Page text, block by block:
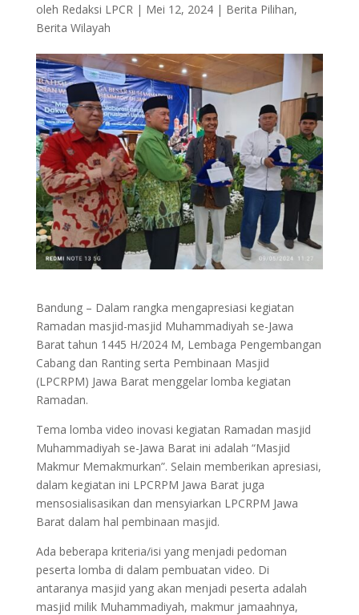
oleh Redaksi LPCR| Mei 12, 2024| Berita Pilihan,
Berita Wilayah
Bandung – Dalam rangka mengapresiasi kegiatan
Ramadan masjid-masjid Muhammadiyah se-Jawa
Barat tahun 1445 H/2024 M, Lembaga Pengembangan
Cabang dan Ranting serta Pembinaan Masjid
(LPCRPM) Jawa Barat menggelar lomba kegiatan
Ramadan.
Tema lomba video inovasi kegiatan Ramadan masjid
Muhammadiyah se-Jawa Barat ini adalah “Masjid
Makmur Memakmurkan”. Selain memberikan apresiasi,
dalam kegiatan ini LPCRPM Jawa Barat juga
mensosialisasikan dan mensyiarkan LPCRPM Jawa
Barat dalam hal pembinaan masjid.
Ada beberapa kriteria/isi yang menjadi pedoman
peserta lomba di dalam pembuatan video. Di
antaranya masjid yang akan menjadi peserta adalah
masjid milik Muhammadiyah, makmur jamaahnya,